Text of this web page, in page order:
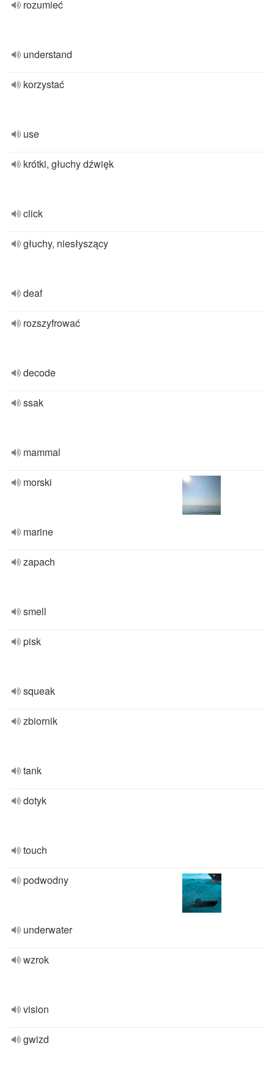
rozumieć
understand
korzystać
use
krótki, głuchy dźwięk
click
głuchy, niesłyszący
deaf
rozszyfrować
decode
ssak
mammal
morski
marine
zapach
smell
pisk
squeak
zbiornik
tank
dotyk
touch
podwodny
underwater
wzrok
vision
gwizd